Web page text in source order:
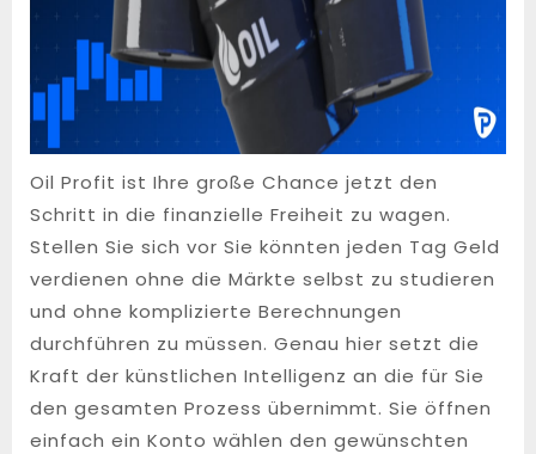
Oil Profit ist Ihre große Chance jetzt den
Schritt in die finanzielle Freiheit zu wagen.
Stellen Sie sich vor Sie könnten jeden Tag Geld
verdienen ohne die Märkte selbst zu studieren
und ohne komplizierte Berechnungen
durchführen zu müssen. Genau hier setzt die
Kraft der künstlichen Intelligenz an die für Sie
den gesamten Prozess übernimmt. Sie öffnen
einfach ein Konto wählen den gewünschten